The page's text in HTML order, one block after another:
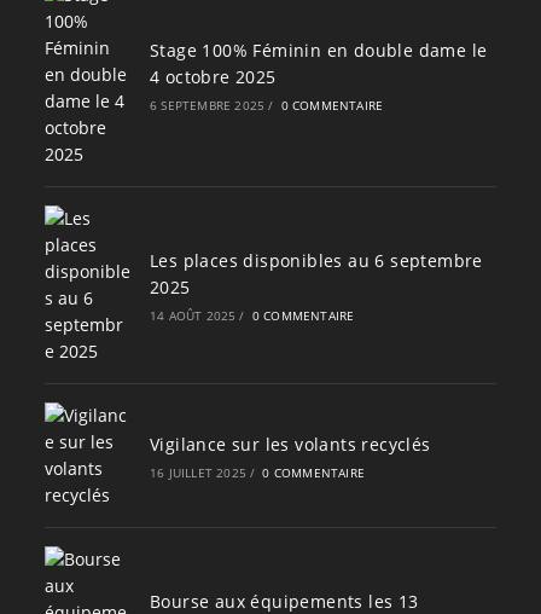
Stage 100% Féminin en double dame le
4 octobre 2025
6 SEPTEMBRE 2025 / 0 COMMENTAIRE
Les places disponibles au 6 septembre
2025
14 AOÛT 2025 / 0 COMMENTAIRE
Vigilance sur les volants recyclés
16 JUILLET 2025 / 0 COMMENTAIRE
Bourse aux équipements les 13